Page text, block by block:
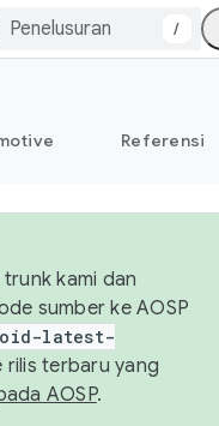
/
Referensi
kami dan
sumber ke AOSP
latest-
rilis terbaru yang
AOSP.